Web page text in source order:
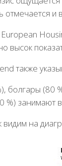
отмечается и
высок
также
болгары (80
занимают
видим на